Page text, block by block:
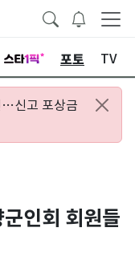
포토 TV
…신고 포상금
인회 회원들